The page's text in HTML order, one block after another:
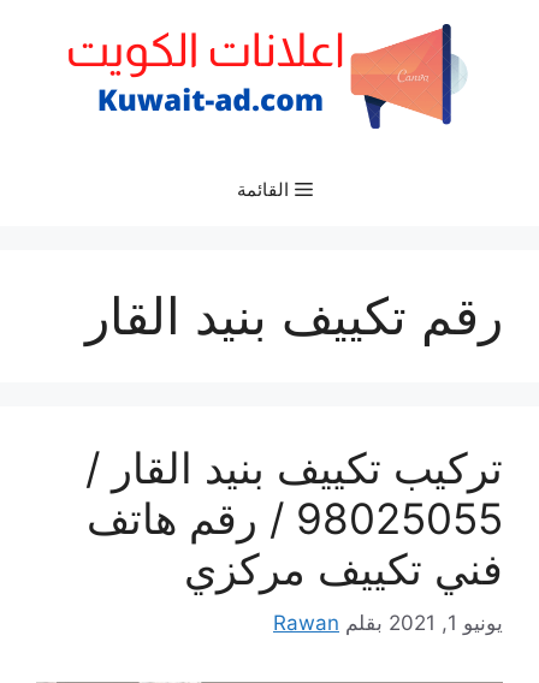
القائمة
رقم تكييف بنيد القار
تركيب تكييف بنيد القار /
98025055 / رقم هاتف
فني تكييف مركزي
يونيو 1, 2021 بقلم Rawan